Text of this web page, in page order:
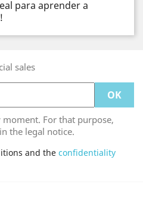
para aprender a
sales
For that purpose,
the legal notice.
and the confidentiality